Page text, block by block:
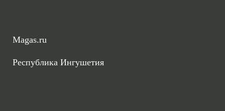
Magas.ru
Республика Ингушетия